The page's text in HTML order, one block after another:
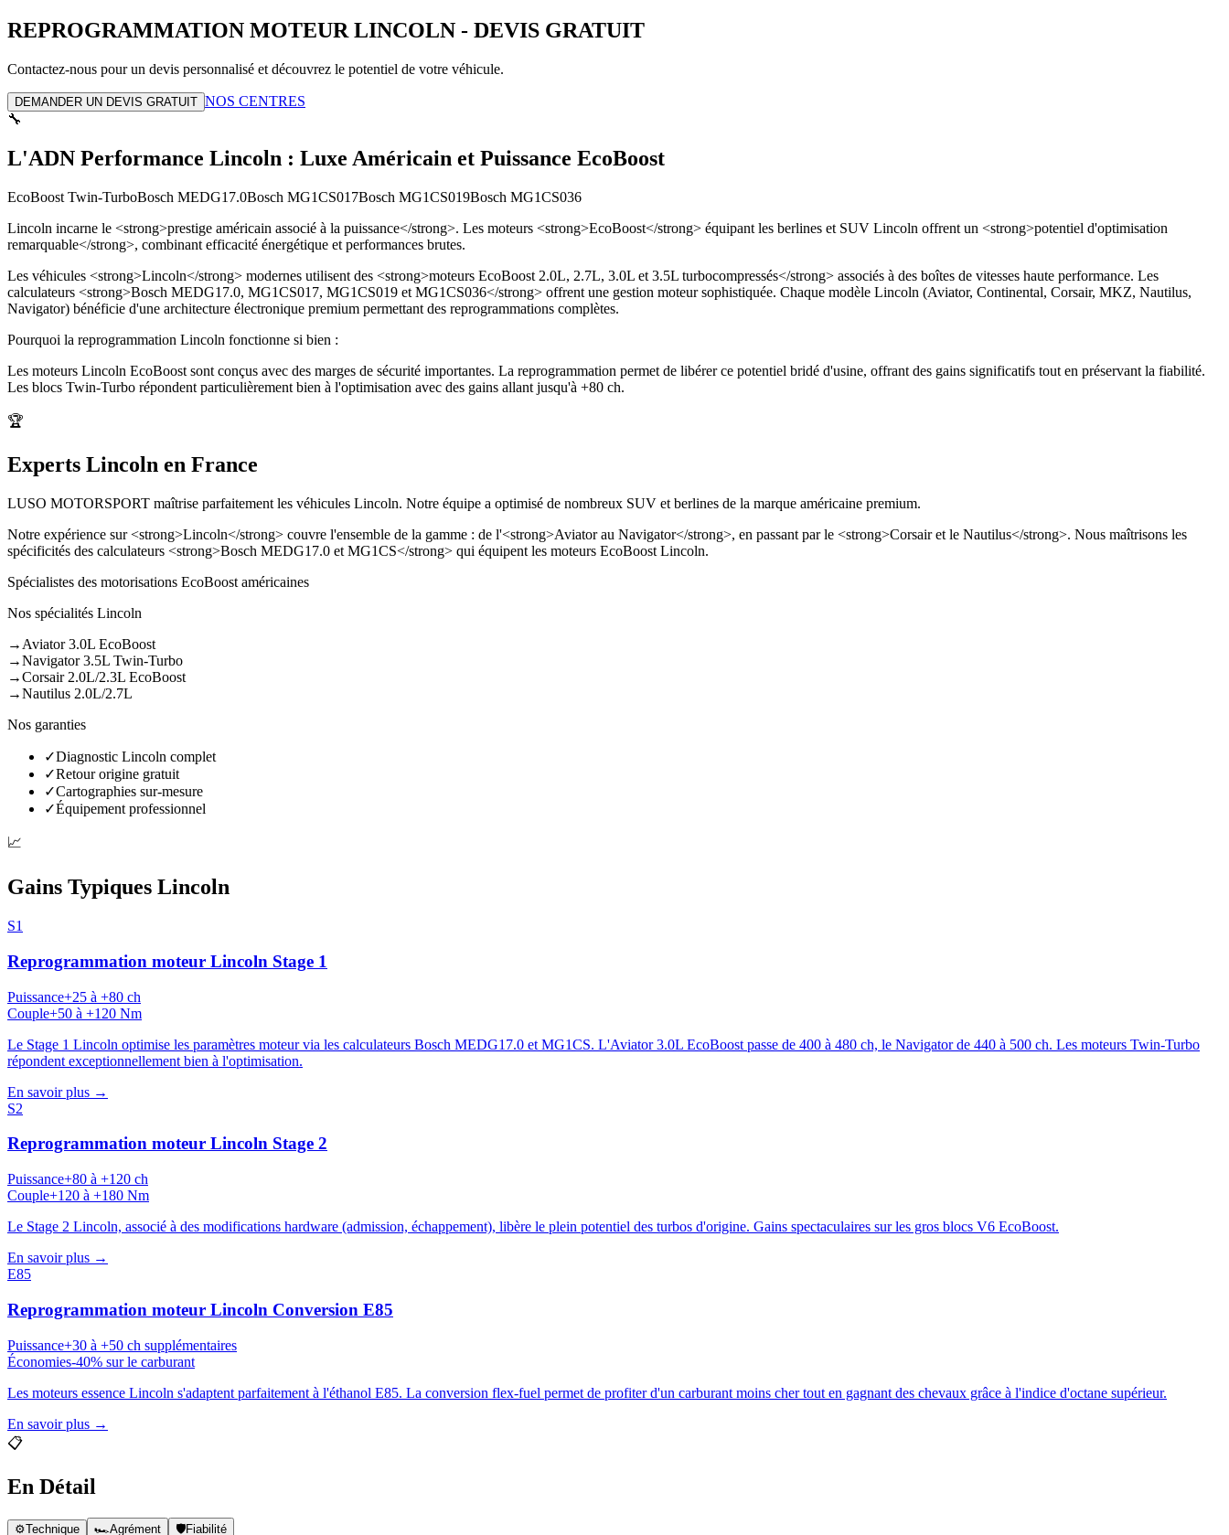
REPROGRAMMATION MOTEUR LINCOLN - DEVIS GRATUIT
Contactez-nous pour un devis personnalisé et découvrez le potentiel de votre véhicule.
DEMANDER UN DEVIS GRATUIT NOS CENTRES
🔧
L'ADN Performance Lincoln : Luxe Américain et Puissance EcoBoost
EcoBoost Twin-TurboBosch MEDG17.0Bosch MG1CS017Bosch MG1CS019Bosch MG1CS036
Lincoln incarne le <strong>prestige américain associé à la puissance</strong>. Les moteurs <strong>EcoBoost</strong> équipant les berlines et SUV Lincoln offrent un <strong>potentiel d'optimisation
remarquable</strong>, combinant efficacité énergétique et performances brutes.
Les véhicules <strong>Lincoln</strong> modernes utilisent des <strong>moteurs EcoBoost 2.0L, 2.7L, 3.0L et 3.5L turbocompressés</strong> associés à des boîtes de vitesses haute performance. Les
calculateurs <strong>Bosch MEDG17.0, MG1CS017, MG1CS019 et MG1CS036</strong> offrent une gestion moteur sophistiquée. Chaque modèle Lincoln (Aviator, Continental, Corsair, MKZ, Nautilus,
Navigator) bénéficie d'une architecture électronique premium permettant des reprogrammations complètes.
Pourquoi la reprogrammation Lincoln fonctionne si bien :
Les moteurs Lincoln EcoBoost sont conçus avec des marges de sécurité importantes. La reprogrammation permet de libérer ce potentiel bridé d'usine, offrant des gains significatifs tout en préservant la fiabilité.
Les blocs Twin-Turbo répondent particulièrement bien à l'optimisation avec des gains allant jusqu'à +80 ch.
🏆
Experts Lincoln en France
LUSO MOTORSPORT maîtrise parfaitement les véhicules Lincoln. Notre équipe a optimisé de nombreux SUV et berlines de la marque américaine premium.
Notre expérience sur <strong>Lincoln</strong> couvre l'ensemble de la gamme : de l'<strong>Aviator au Navigator</strong>, en passant par le <strong>Corsair et le Nautilus</strong>. Nous maîtrisons les
spécificités des calculateurs <strong>Bosch MEDG17.0 et MG1CS</strong> qui équipent les moteurs EcoBoost Lincoln.
Spécialistes des motorisations EcoBoost américaines
Nos spécialités Lincoln
→ Aviator 3.0L EcoBoost
→Navigator 3.5L Twin-Turbo
→Corsair 2.0L/2.3L EcoBoost
→Nautilus 2.0L/2.7L
Nos garanties
✓Diagnostic Lincoln complet
✓Retour origine gratuit
✓Cartographies sur-mesure
✓Équipement professionnel
📈
Gains Typiques Lincoln
S1
Reprogrammation moteur Lincoln Stage 1
Puissance+25 à +80 ch
Couple+50 à +120 Nm
Le Stage 1 Lincoln optimise les paramètres moteur via les calculateurs Bosch MEDG17.0 et MG1CS. L'Aviator 3.0L EcoBoost passe de 400 à 480 ch, le Navigator de 440 à 500 ch. Les moteurs Twin-Turbo
répondent exceptionnellement bien à l'optimisation.
En savoir plus →
S2
Reprogrammation moteur Lincoln Stage 2
Puissance+80 à +120 ch
Couple+120 à +180 Nm
Le Stage 2 Lincoln, associé à des modifications hardware (admission, échappement), libère le plein potentiel des turbos d'origine. Gains spectaculaires sur les gros blocs V6 EcoBoost.
En savoir plus →
E85
Reprogrammation moteur Lincoln Conversion E85
Puissance+30 à +50 ch supplémentaires
Économies-40% sur le carburant
Les moteurs essence Lincoln s'adaptent parfaitement à l'éthanol E85. La conversion flex-fuel permet de profiter d'un carburant moins cher tout en gagnant des chevaux grâce à l'indice d'octane supérieur.
En savoir plus →
📋
En Détail
⚙️Technique 🏎️Agrément 🛡️Fiabilité